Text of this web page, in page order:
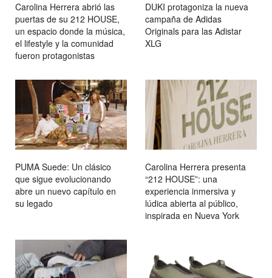
Carolina Herrera abrió las
puertas de su 212 HOUSE,
un espacio donde la música,
el lifestyle y la comunidad
fueron protagonistas
DUKI protagoniza la nueva
campaña de Adidas
Originals para las Adistar
XLG
PUMA Suede: Un clásico
que sigue evolucionando
abre un nuevo capítulo en
su legado
Carolina Herrera presenta
“212 HOUSE”: una
experiencia inmersiva y
lúdica abierta al público,
inspirada en Nueva York